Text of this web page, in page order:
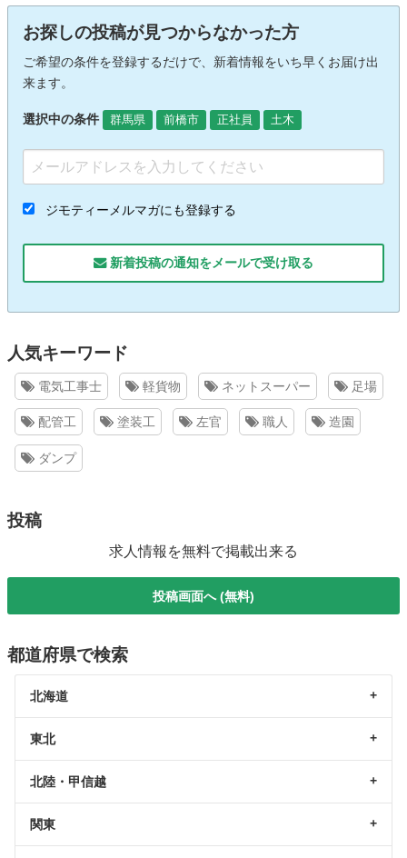
お探しの投稿が見つからなかった方
ご希望の条件を登録するだけで、新着情報をいち早くお届け出
来ます。
選択中の条件 群馬県 前橋市 正社員 土木
ジモティーメルマガにも登録する
新着投稿の通知をメールで受け取る
人気キーワード
電気工事士 軽貨物 ネットスーパー 足場
配管工 塗装工 左官 職人 造園
ダンプ
投稿
求人情報を無料で掲載出来る
投稿画面へ (無料)
都道府県で検索
北海道
東北
北陸・甲信越
関東